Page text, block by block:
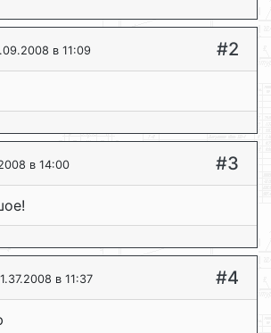
в 11:09 #2
в 14:00 #3
в 11:37 #4